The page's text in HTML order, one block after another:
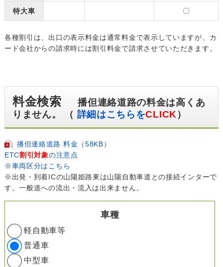
特大車 〇
各種割引は、出口の表示料金は通常料金で表示していますが、カ
ード会社からの請求時には割引料金で請求させていただきます。
料金検索播但連絡道路の料金は高くあ
りません。 （ 詳細はこちらをCLICK ）
播但連絡道路 料金（58KB）
ETC割引対象の注意点
※車両区分はこちら
※出発・到着ICの山陽姫路東は山陽自動車道との接続インターで
す。一般道への流出・流入は出来ません。
車種
軽自動車等
普通車
中型車